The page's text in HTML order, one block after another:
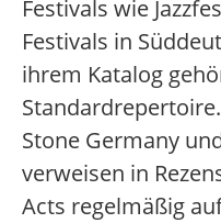
Festivals wie
Festivals in
ihrem Katalog
Stone Germany
verweisen in
Acts regelmäßig